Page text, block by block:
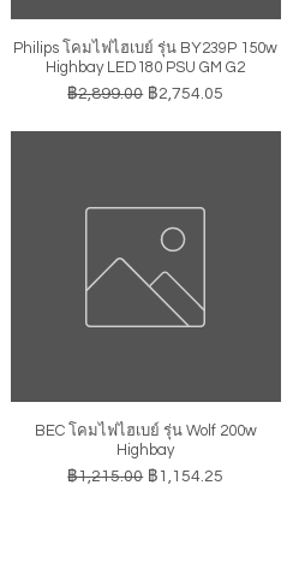
ดูข้อมูลด่วน
Philips โคมไฟไฮเบย์ รุ่น BY239P 150w
Highbay LED180 PSU GM G2
ราคาปกติ
฿2,899.00 ราคาขายลด
฿2,754.05
ดูข้อมูลด่วน
BEC โคมไฟไฮเบย์ รุ่น Wolf 200w
Highbay
ราคาปกติ
฿1,215.00 ราคาขายลด
฿1,154.25